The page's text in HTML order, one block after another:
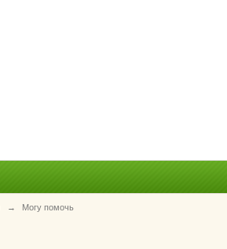
→ Могу помочь